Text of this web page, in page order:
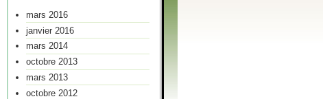
mars 2016
janvier 2016
mars 2014
octobre 2013
mars 2013
octobre 2012